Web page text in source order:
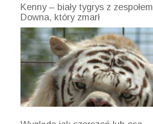
Kenny – biały tygrys z zespołem
Downa, który zmarł